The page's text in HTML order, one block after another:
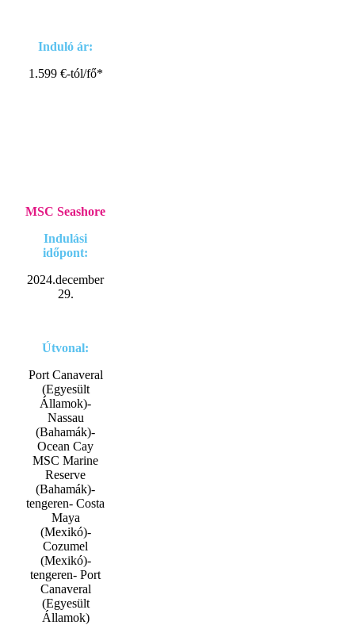
Induló ár:
1.599 €-tól/fő*
MSC Seashore
Indulási
időpont:
2024.december
29.
Útvonal:
Port Canaveral
(Egyesült
Államok)-
Nassau
(Bahamák)-
Ocean Cay
MSC Marine
Reserve
(Bahamák)-
tengeren- Costa
Maya
(Mexikó)-
Cozumel
(Mexikó)-
tengeren- Port
Canaveral
(Egyesült
Államok)